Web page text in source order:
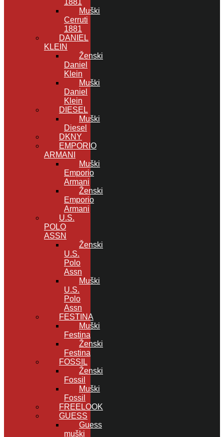
Muški
Cerruti
1881
DANIEL
KLEIN
Ženski
Daniel
Klein
Muški
Daniel
Klein
DIESEL
Muški
Diesel
DKNY
EMPORIO
ARMANI
Muški
Emporio
Armani
Ženski
Emporio
Armani
U.S.
POLO
ASSN
Ženski
U.S.
Polo
Assn
Muški
U.S.
Polo
Assn
FESTINA
Muški
Festina
Ženski
Festina
FOSSIL
Ženski
Fossil
Muški
Fossil
FREELOOK
GUESS
Guess
muški